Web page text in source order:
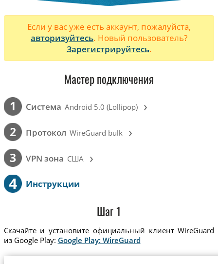
Если у вас уже есть аккаунт, пожалуйста,
авторизуйтесь. Новый пользователь?
Зарегистрируйтесь.
Мастер подключения
1 Cистема Android 5.0 (Lollipop) ›
2 Протокол WireGuard bulk ›
3 VPN зона США ›
4 Инструкции
Шаг 1
Скачайте и установите официальный клиент WireGuard
из Google Play: Google Play: WireGuard